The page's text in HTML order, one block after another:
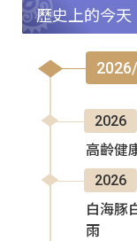
歷史上的今天
2026
高齡健
2026
白海豚
雨